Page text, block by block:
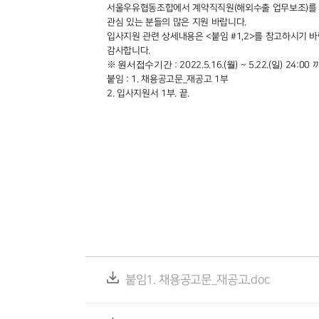
서울우유협동조합에서 계약직직원(해외수출 업무보조)를
관심 있는 분들의 많은 지원 바랍니다.
입사지원 관련 상세내용은<붙임 #1,2>를 참고하시기
감사합니다.
※ 원서접수기간: 2022.5.16.(월) ~ 5.22.(일) 24:00
붙임 : 1.채용공고문_재공고1 부
2. 입사지원서 1 부. 끝.
붙임1. 채용공고문_재공고.doc